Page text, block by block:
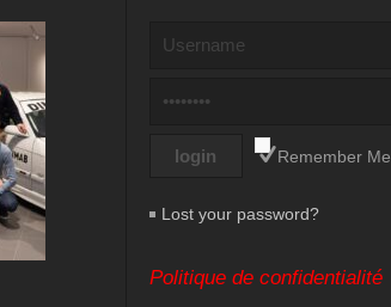
Remember Me
Lost your password?
Politique de confidentialité